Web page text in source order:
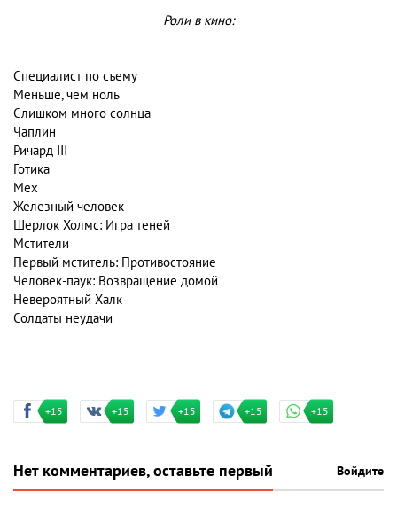
Роли в кино:
Специалист по съему
Меньше, чем ноль
Слишком много солнца
Чаплин
Ричард III
Готика
Мех
Железный человек
Шерлок Холмс: Игра теней
Мстители
Первый мститель: Противостояние
Человек-паук: Возвращение домой
Невероятный Халк
Солдаты неудачи
+15 +15 +15 +15 +15
Нет комментариев, оставьте первый Войдите